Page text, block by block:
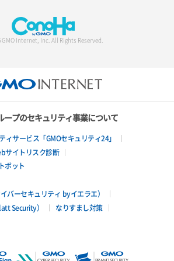
GMO Internet, Inc. All Rights Reserved.
ープのセキュリティ事業について
サービス「GMOセキュリティ24」
サイトリスク診断
ボット
バーセキュリティ byイエラエ）
Security）
なりすまし対策